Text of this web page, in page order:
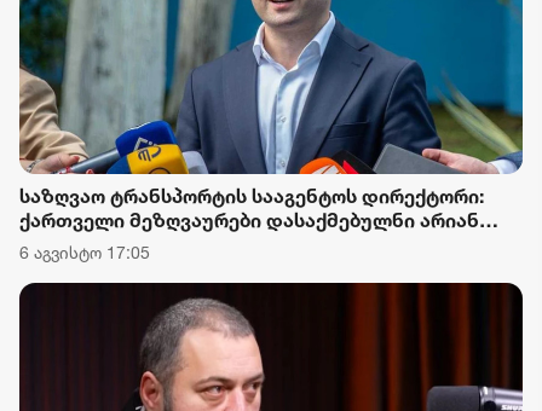
საზღვაო ტრანსპორტის სააგენტოს დირექტორი:
ქართველი მეზღვაურები დასაქმებულნი არიან
მსოფლიო სავაჭრო ფლოტის დაახლოებით 80%-ში
6 აგვისტო 17:05